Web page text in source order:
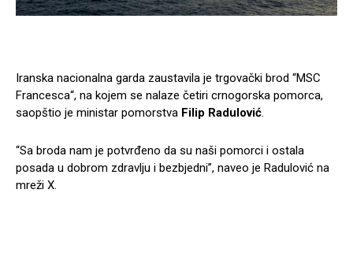
Iranska nacionalna garda zaustavila je trgovački brod “MSC
Francesca“, na kojem se nalaze četiri crnogorska pomorca,
saopštio je ministar pomorstva Filip Radulović.
“Sa broda nam je potvrđeno da su naši pomorci i ostala
posada u dobrom zdravlju i bezbjedni”, naveo je Radulović na
mreži X.